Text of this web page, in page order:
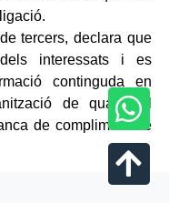
tercers, declara que
interessats i es
continguda en
de qualsevol
de compliment de